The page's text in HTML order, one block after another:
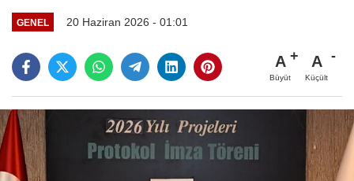
GENEL 20 Haziran 2026 - 01:01
A
Büyüt
A
Küçült